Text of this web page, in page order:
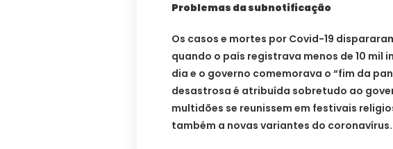
Problemas da subnotificação
Os casos e mortes por Covid-19
quando o país registrava menos de 10 mil
dia e o governo comemorava o “fim da
desastrosa é atribuída sobretudo ao
multidões se reunissem em festivais
também a novas variantes do coronavírus.